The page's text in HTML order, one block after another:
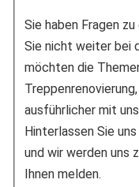
Sie haben Fragen
Sie nicht weiter bei
möchten die
ausführlicher mit
Hinterlassen Sie
und wir werden uns
Ihnen melden.